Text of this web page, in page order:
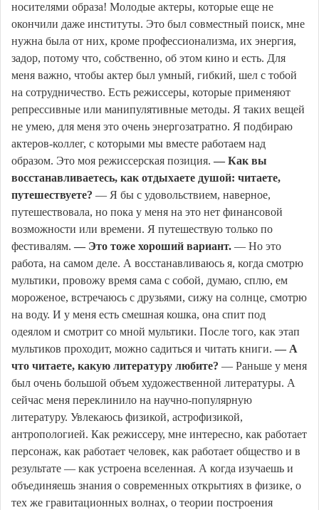
носителями образа! Молодые актеры, которые еще не
окончили даже институты. Это был совместный поиск, мне
нужна была от них, кроме профессионализма, их энергия,
задор, потому что, собственно, об этом кино и есть. Для
меня важно, чтобы актер был умный, гибкий, шел с тобой
на сотрудничество. Есть режиссеры, которые применяют
репрессивные или манипулятивные методы. Я таких вещей
не умею, для меня это очень энергозатратно. Я подбираю
актеров-коллег, с которыми мы вместе работаем над
образом. Это моя режиссерская позиция. — Как вы
восстанавливаетесь, как отдыхаете душой: читаете,
путешествуете? — Я бы с удовольствием, наверное,
путешествовала, но пока у меня на это нет финансовой
возможности или времени. Я путешествую только по
фестивалям. — Это тоже хороший вариант. — Но это
работа, на самом деле. А восстанавливаюсь я, когда смотрю
мультики, провожу время сама с собой, думаю, сплю, ем
мороженое, встречаюсь с друзьями, сижу на солнце, смотрю
на воду. И у меня есть смешная кошка, она спит под
одеялом и смотрит со мной мультики. После того, как этап
мультиков проходит, можно садиться и читать книги. — А
что читаете, какую литературу любите? — Раньше у меня
был очень большой объем художественной литературы. А
сейчас меня переклинило на научно-популярную
литературу. Увлекаюсь физикой, астрофизикой,
антропологией. Как режиссеру, мне интересно, как работает
персонаж, как работает человек, как работает общество и в
результате — как устроена вселенная. А когда изучаешь и
объединяешь знания о современных открытиях в физике, о
тех же гравитационных волнах, о теории построения